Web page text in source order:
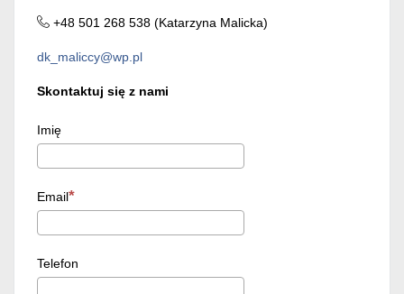
+48 501 268 538 (Katarzyna Malicka)
dk_maliccy@wp.pl
Skontaktuj się z nami
Imię
Email
Telefon